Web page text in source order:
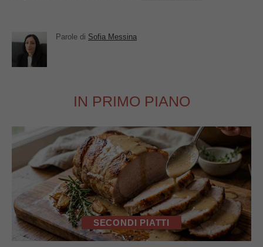
Parole di Sofia Messina
IN PRIMO PIANO
SECONDI PIATTI